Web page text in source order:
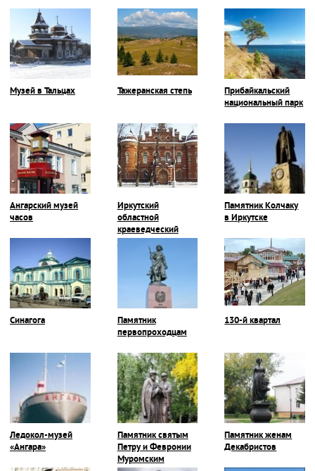
Музей в Тальцах Тажеранская степь
Прибайкальский
национальный парк
Ангарский музей
часов
Иркутский
областной
краеведческий
Памятник Колчаку
в Иркутске
Синагога
Памятник
первопроходцам
130-й квартал
Ледокол-музей
«Ангара»
Памятник святым
Петру и Февронии
Муромским
Памятник женам
Декабристов